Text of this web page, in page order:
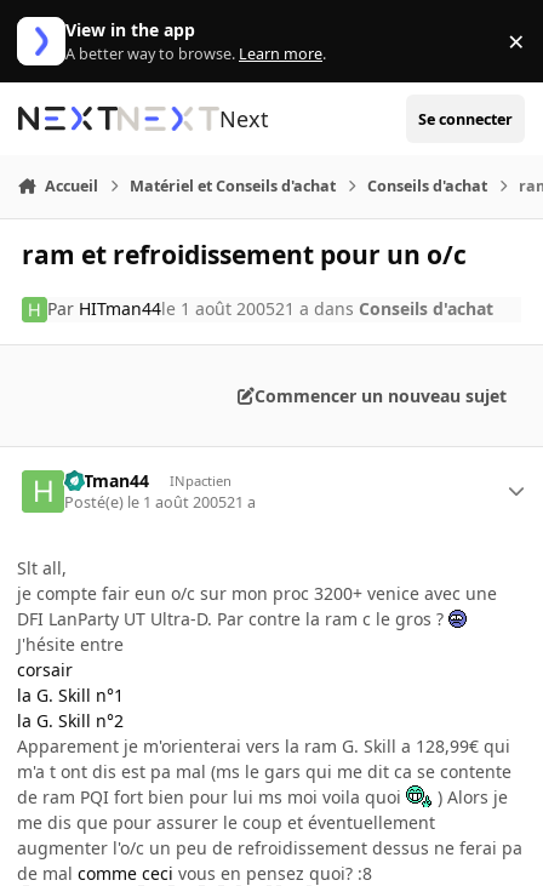
Aller au contenu
View in the app
A better way to browse. Learn more. ×
Next Se connecter
Accueil Matériel et Conseils d'achat Conseils d'achat
ram et refroidissement pour un o/c
Par HITman44le 1 août 200521 a dans Conseils d'achat
Commencer un nouveau sujet
HITman44 INpactien
Posté(e) le 1 août 200521 a
Slt all,
je compte fair eun o/c sur mon proc 3200+ venice avec une
DFI LanParty UT Ultra-D. Par contre la ram c le gros ?
J'hésite entre
corsair
la G. Skill n°1
la G. Skill n°2
Apparement je m'orienterai vers la ram G. Skill a 128,99€ qui
m'a t ont dis est pa mal (ms le gars qui me dit ca se contente
de ram PQI fort bien pour lui ms moi voila quoi
) Alors je
me dis que pour assurer le coup et éventuellement
augmenter l'o/c un peu de refroidissement dessus ne ferai pa
de mal comme ceci vous en pensez quoi? :8